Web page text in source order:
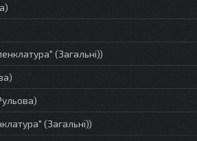
(Загальні))
(Загальні))